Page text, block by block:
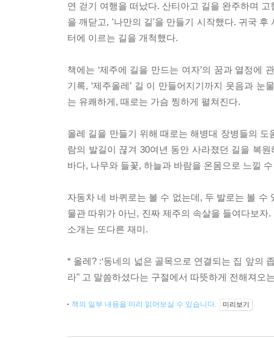
연 걷기 여행을 떠났다. 산티아고 길을 완주하며
을 깨닫고, '나만의 길'을 만들기 시작했다. 귀국 후
터에 이르는 길을 개척했다.
책에는 ‘제주에 길을 만드는 여자’의 꿈과 열정에
기록, ‘제주올레’ 길 이 만들어지기까지 웃음과
는 유쾌하게, 때로는 가슴 찡하게 펼쳐진다.
올레 길을 만들기 위해 때로는 해병대 장병들의
람의 발길이 끊겨 30여년 동안 사라졌던 길을 복
바다, 나무와 들꽃, 하늘과 바람을 온몸으로 느낄
자동차 네 바퀴로는 볼 수 없는데, 두 발로는 볼
물관 따위가 아닌, 진짜 제주의 속살을 들여다보
소개는 또다른 재미.
* 올레? :‘동네의 넓은 골목으로 연결되는 집 앞의
라" 고 말씀하셨다는 구절에서 따뜻하게 전해져오
책의 일부 내용을 미리 읽어보실 수 있습니다. 미리보기